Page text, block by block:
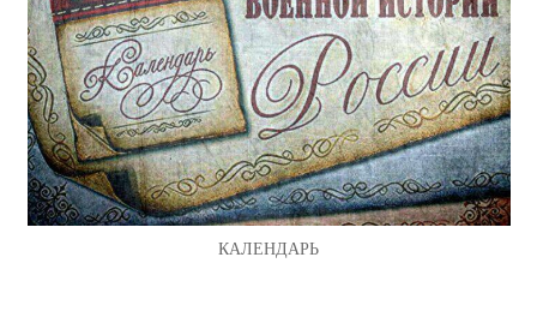
КАЛЕНДАРЬ